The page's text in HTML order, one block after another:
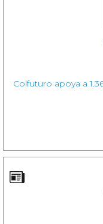
Colfuturo apoya a